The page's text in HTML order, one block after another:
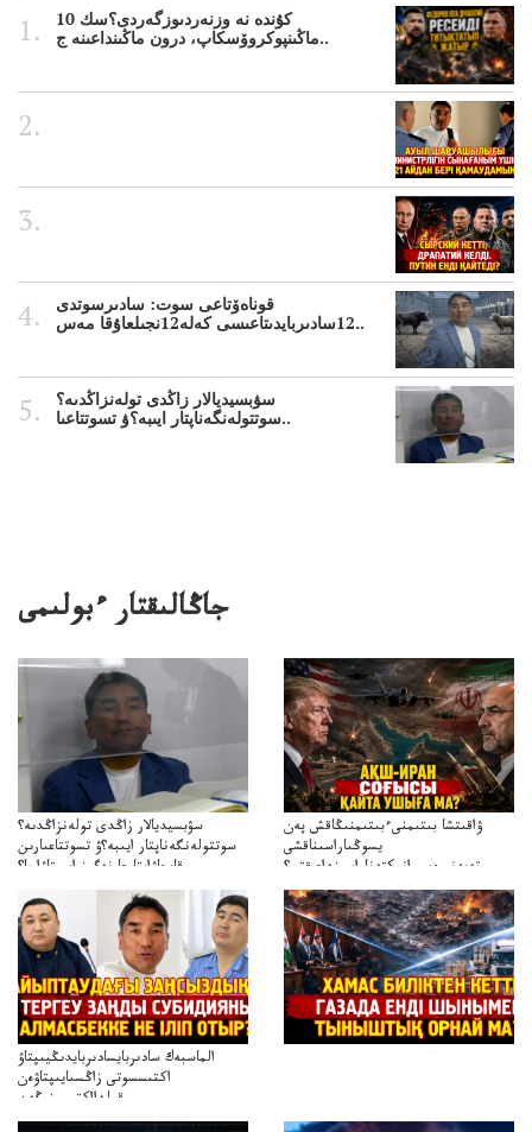
10 كۇندە نە وزنەردىوزگەردى؟سك
ماڭىنپوكروۆسكاپ، درون ماڭىنداعىنە ج..
قوناەۆتاعى سوت: سادىرسوتدى
12سادىربايدىتاعىسى كەلە12نجىلعاۇقا مەس..
سۋبسيديالار زاڭدى تولەنزاڭدىە؟
سوتتولەنگەناپتار ايىبە؟ۋ تسوتتاعىا..
جاڭالىقتار ءبولىمى
سۋبسيديالار زاڭدى تولەنزاڭدىە؟
سوتتولەنگەناپتار ايىبە؟ۋ تسوتتاعىارىن
قايجاۋاپتارعا نەگىز ايىپتاۋا ما؟
تۇجىرىمدارىنقايتاقاراۋعانەگىزبولاالاما؟
ۋاقىتشا بىتىمنىءبىتىمنىڭاقش پەن
يسوڭىاراسىناقشى
تەپەنىرەسيرانىكتەناراسىنداعىقتى؟
تەكەتىرەسنەلىكتەنقايتاۋشىقتى؟
الماسبەك سادىربايسادىربايدىڭيىپتاۋ
اكتىسسوتى زاڭسىايىپتاۋەن
قولدااكتىسىنىڭەن
ميلليونزاڭسىزدىعىمەنقولدانوسىرىلگەنميلليوندار